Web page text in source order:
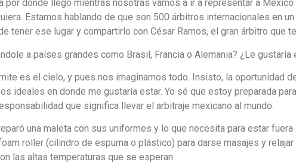
por donde llegó mientras nosotras vamos a ir a representar a
Estamos hablando de que son 500 árbitros internacionales en
tener ese lugar y compartirlo con César Ramos, el gran árbitro que
a países grandes como Brasil, Francia o Alemania? ¿Le
es el cielo, y pues nos imaginamos todo. Insisto, la oportunidad
ideales en donde me gustaría estar. Yo sé que estoy preparada
que significa llevar el arbitraje mexicano al mundo.
una maleta con sus uniformes y lo que necesita para estar
roller (cilindro de espuma o plástico) para darse masajes y
las altas temperaturas que se esperan.